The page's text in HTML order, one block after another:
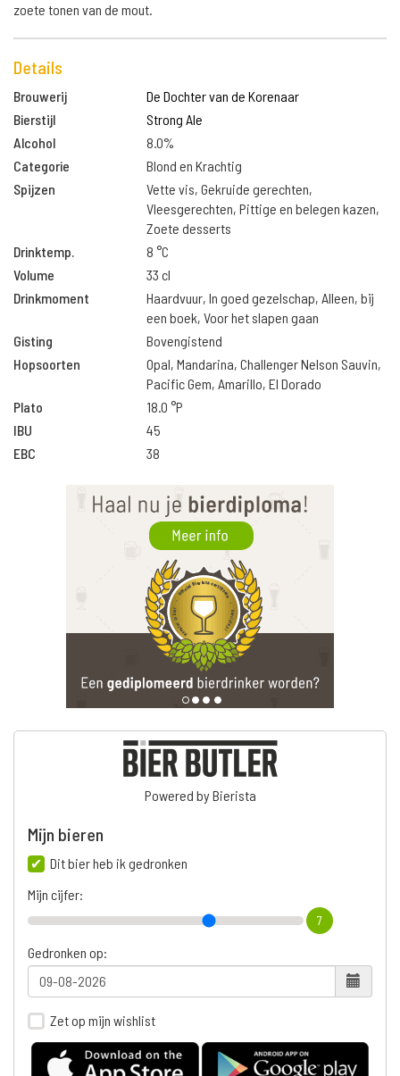
zoete tonen van de mout.
Details
Brouwerij
De Dochter van de Korenaar
Bierstijl
Strong Ale
Alcohol
8.0%
Categorie
Blond en Krachtig
Spijzen
Vette vis, Gekruide gerechten,
Vleesgerechten, Pittige en belegen kazen,
Zoete desserts
Drinktemp.
8 °C
Volume
33 cl
Drinkmoment
Haardvuur, In goed gezelschap, Alleen, bij
een boek, Voor het slapen gaan
Gisting
Bovengistend
Hopsoorten
Opal, Mandarina, Challenger Nelson Sauvin,
Pacific Gem, Amarillo, El Dorado
Plato
18.0 °P
IBU
45
EBC
38
Powered by Bierista
Mijn bieren
Dit bier heb ik gedronken
Mijn cijfer:
7
Gedronken op:
Zet op mijn wishlist